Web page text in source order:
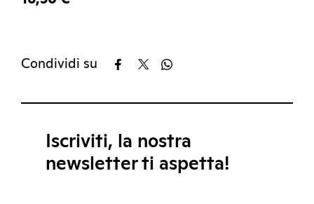
Condividi su
Iscriviti, la nostra
newsletter ti aspetta!